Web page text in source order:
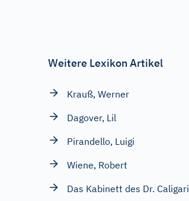
Weitere Lexikon Artikel
Krauß, Werner
Dagover, Lil
Pirandello, Luigi
Wiene, Robert
Das Kabinett des Dr. Caligari